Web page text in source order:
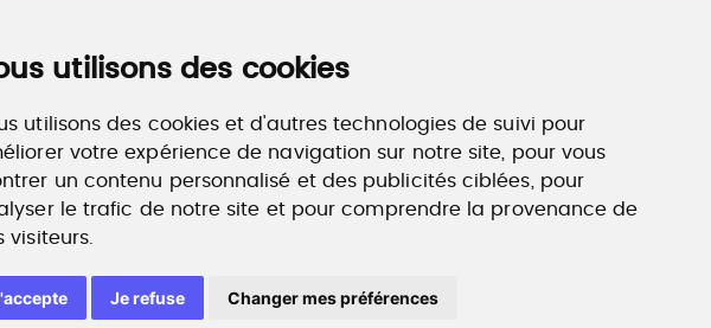
utilisons des cookies
utilisons des cookies et d'autres technologies de suivi pour
votre expérience de navigation sur notre site, pour vous
un contenu personnalisé et des publicités ciblées, pour
le trafic de notre site et pour comprendre la provenance de
visiteurs.
Je refuse Changer mes préférences
aux
Accompagnement professionnel
recherche d'emploi, entretien conseil.
www.profilculture-competences.com